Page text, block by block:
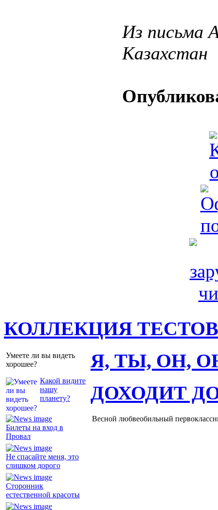
Из письма
Казахстан
КОЛЛЕКЦИЯ ТЕСТОВ
Умеете ли вы видеть
хорошее?
Какой видите
нашу
планету?
Я, ТЫ, ОН,
Билеты на вход в
Провал
Не спасайте меня, это
слишком дорого
Сторонник
естественной красоты
ДОХОДИТ
Весной любвеобильный